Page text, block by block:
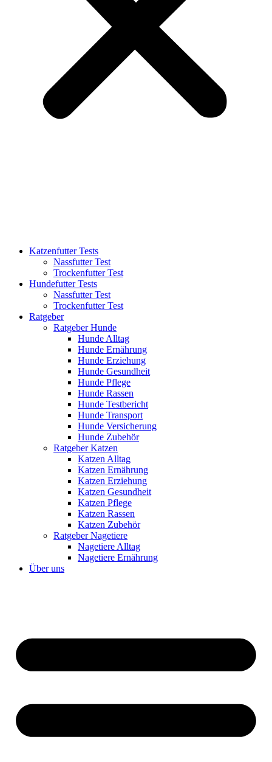
Katzenfutter Tests
Nassfutter Test
Trockenfutter Test
Hundefutter Tests
Nassfutter Test
Trockenfutter Test
Ratgeber
Ratgeber Hunde
Hunde Alltag
Hunde Ernährung
Hunde Erziehung
Hunde Gesundheit
Hunde Pflege
Hunde Rassen
Hunde Testbericht
Hunde Transport
Hunde Versicherung
Hunde Zubehör
Ratgeber Katzen
Katzen Alltag
Katzen Ernährung
Katzen Erziehung
Katzen Gesundheit
Katzen Pflege
Katzen Rassen
Katzen Zubehör
Ratgeber Nagetiere
Nagetiere Alltag
Nagetiere Ernährung
Über uns